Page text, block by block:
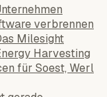
verbrennen
Milesight
Harvesting
für Soest, Werl